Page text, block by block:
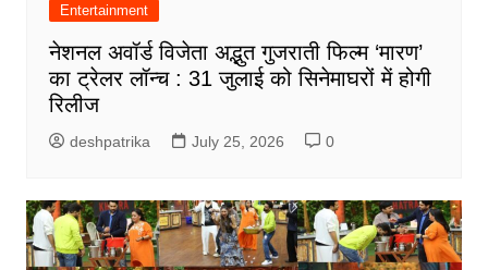
Entertainment
नेशनल अवॉर्ड विजेता अद्भुत गुजराती फिल्म ‘मारण’
का ट्रेलर लॉन्च : 31 जुलाई को सिनेमाघरों में होगी
रिलीज
deshpatrika July 25, 2026 0